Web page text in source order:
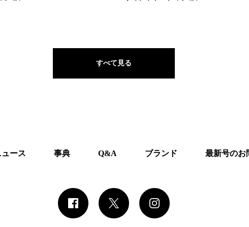
すべて見る
ース 事典 Q&A ブランド 最新号のお